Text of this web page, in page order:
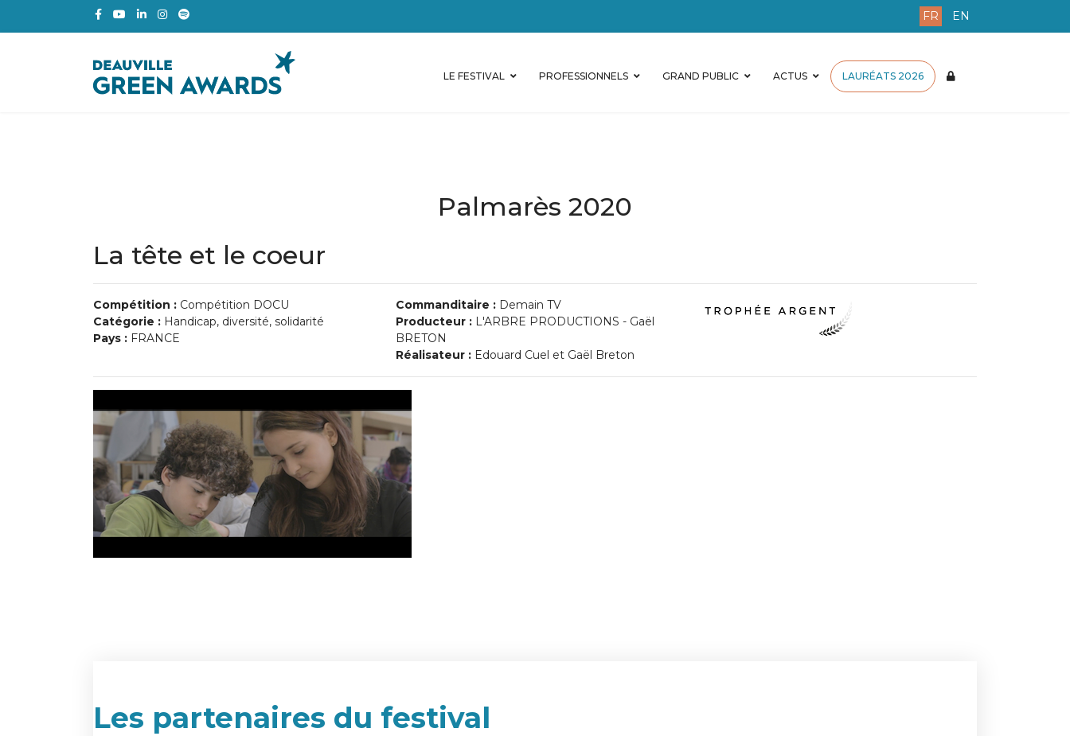
FR EN
LE FESTIVAL PROFESSIONNELS GRAND PUBLIC ACTUS LAURÉATS 2026
Palmarès 2020
La tête et le coeur
Compétition : Compétition DOCU
Catégorie : Handicap, diversité, solidarité
Pays : FRANCE
Commanditaire : Demain TV
Producteur : L'ARBRE PRODUCTIONS - Gaël
BRETON
Réalisateur : Edouard Cuel et Gaël Breton
Les partenaires du festival